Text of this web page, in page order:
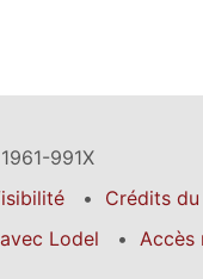
991X
Crédits
Lodel Accès